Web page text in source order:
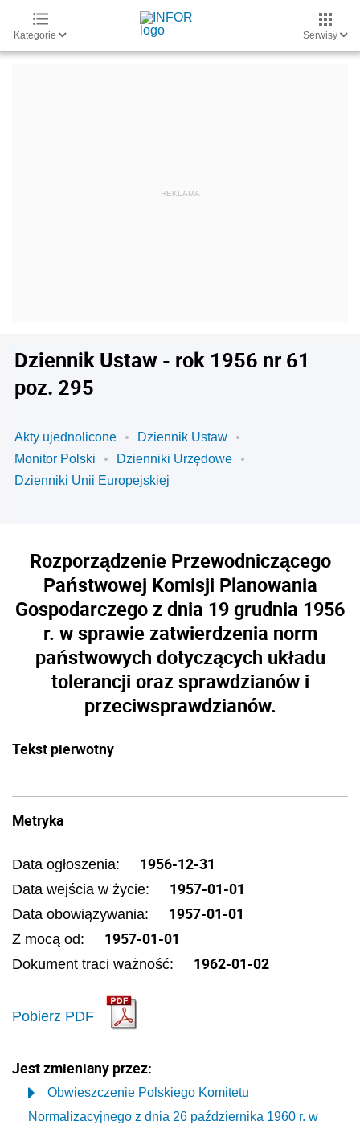
Kategorie Serwisy
Dziennik Ustaw - rok 1956 nr 61
poz. 295
Akty ujednolicone
Dziennik Ustaw
Monitor Polski
Dzienniki Urzędowe
Dzienniki Unii Europejskiej
Rozporządzenie Przewodniczącego
Państwowej Komisji Planowania
Gospodarczego z dnia 19 grudnia 1956
r. w sprawie zatwierdzenia norm
państwowych dotyczących układu
tolerancji oraz sprawdzianów i
przeciwsprawdzianów.
Tekst pierwotny
Metryka
Data ogłoszenia: 1956-12-31
Data wejścia w życie: 1957-01-01
Data obowiązywania: 1957-01-01
Z mocą od: 1957-01-01
Dokument traci ważność: 1962-01-02
Pobierz PDF
Jest zmieniany przez:
Obwieszczenie Polskiego Komitetu
Normalizacyjnego z dnia 26 października 1960 r. w